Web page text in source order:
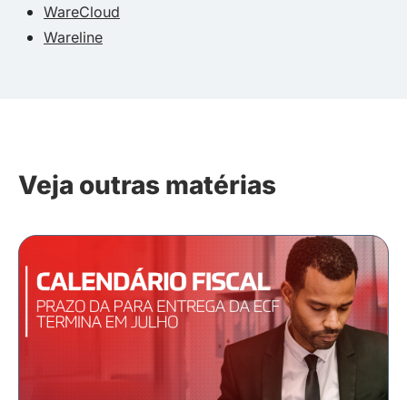
WareCloud
Wareline
Veja outras matérias